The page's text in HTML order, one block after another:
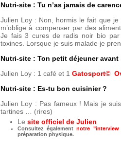
Nutri-site : Tu n’as jamais de
Julien Loy : Non, hormis le fait que
m’oblige à compenser par des
Je fais 3 cures de radis noir bio
toxines. Lorsque je suis malade je
Nutri-site : Ton petit déjeuner avant
Julien Loy : 1 café et 1 Gatosport©
Nutri-site : Es-tu bon cuisinier ?
Julien Loy : Pas fameux ! Mais je
tartines … (rires)
Le site officiel de Julien
Consultez égalementnotre
préparation physique.